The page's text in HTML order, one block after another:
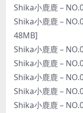
Shika小鹿鹿 –
Shika小鹿鹿 –
48MB]
Shika小鹿鹿 –
Shika小鹿鹿 –
Shika小鹿鹿 –
Shika小鹿鹿 –
Shika小鹿鹿 –